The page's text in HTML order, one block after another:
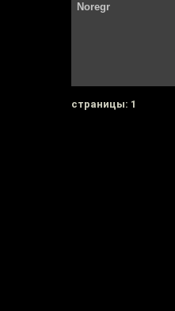
Noregr
cтраницы: 1